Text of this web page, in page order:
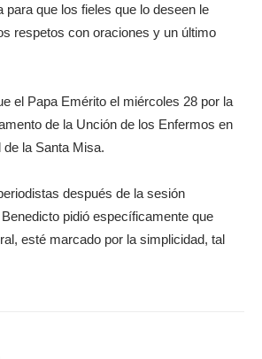
para que los fieles que lo deseen le
respetos con oraciones y un último
el Papa Emérito el miércoles 28 por la
de la Unción de los Enfermos en
la Santa Misa.
después de la sesión
pidió específicamente que
esté marcado por la simplicidad, tal